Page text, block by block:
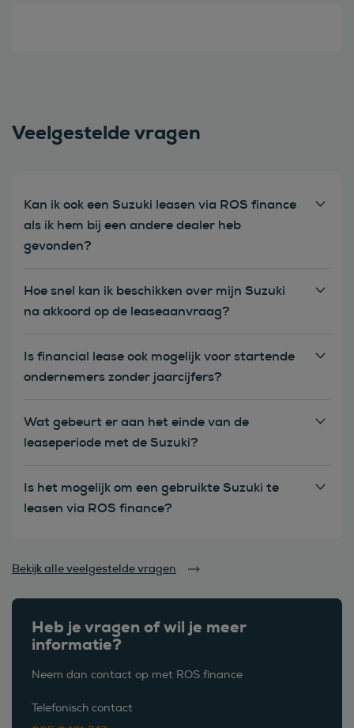
Heb je vragen of wil je meer
informatie?
Neem dan contact op met ROS finance
Telefonisch contact
Veelgestelde vragen
Kan ik ook een Suzuki leasen via ROS finance
als ik hem bij een andere dealer heb
gevonden?
Hoe snel kan ik beschikken over mijn Suzuki
na akkoord op de leaseaanvraag?
Is financial lease ook mogelijk voor startende
ondernemers zonder jaarcijfers?
Wat gebeurt er aan het einde van de
leaseperiode met de Suzuki?
Is het mogelijk om een gebruikte Suzuki te
leasen via ROS finance?
Bekijk alle veelgestelde vragen